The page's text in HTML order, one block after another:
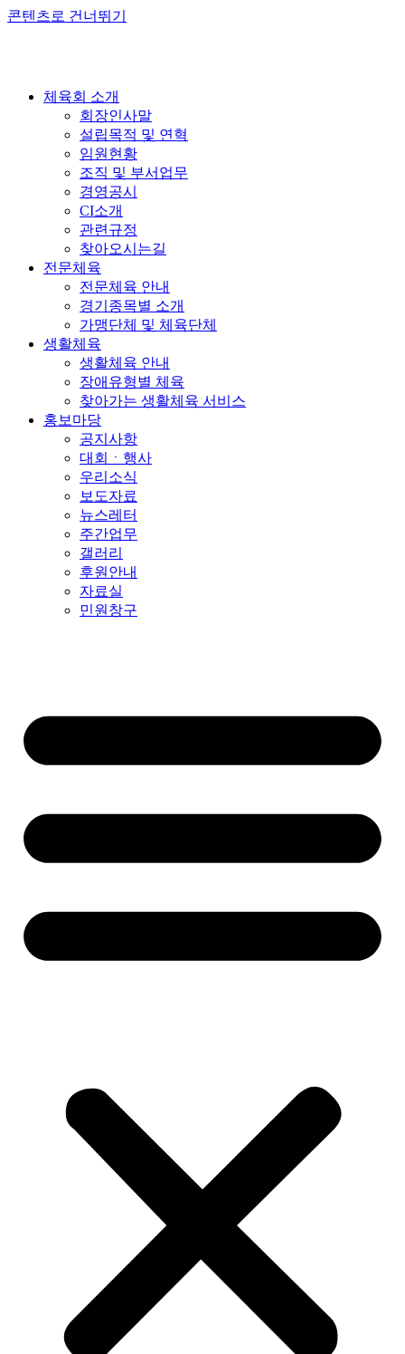
콘텐츠로 건너뛰기
체육회 소개
회장인사말
설립목적 및 연혁
임원현황
조직 및 부서업무
경영공시
CI소개
관련규정
찾아오시는길
전문체육
전문체육 안내
경기종목별 소개
가맹단체 및 체육단체
생활체육
생활체육 안내
장애유형별 체육
찾아가는 생활체육 서비스
홍보마당
공지사항
대회ㆍ행사
우리소식
보도자료
뉴스레터
주간업무
갤러리
후원안내
자료실
민원창구